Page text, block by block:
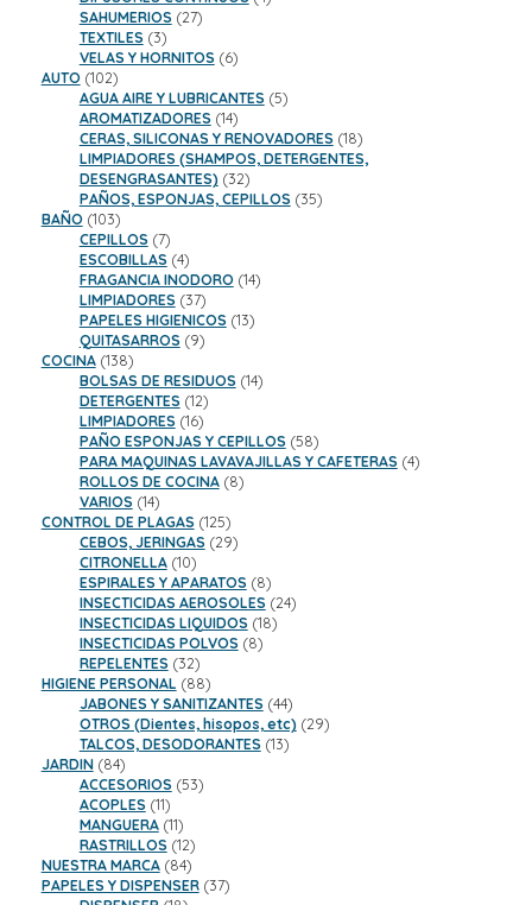
SAHUMERIOS 2727
TEXTILES 33
productos
VELAS Y HORNITOS 66
AUTO 102102
productos
AGUA AIRE Y LUBRICANTES 55
AROMATIZADORES 1414
productos
CERAS, SILICONAS Y RENOVADORES 1818
productos
LIMPIADORES (SHAMPOS, DETERGENTES,
DESENGRASANTES) 3232
productos
PAÑOS, ESPONJAS, CEPILLOS 3535
BAÑO 103103
productos
CEPILLOS 77
productos
ESCOBILLAS 44
productos
FRAGANCIA INODORO 1414
LIMPIADORES 3737
productos
PAPELES HIGIENICOS 1313
QUITASARROS 99
COCINA 138138
productos
BOLSAS DE RESIDUOS 1414
DETERGENTES 1212
productos
LIMPIADORES 1616
productos
PAÑO ESPONJAS Y CEPILLOS 5858
productos
PARA MAQUINAS LAVAVAJILLAS Y CAFETERAS 44
ROLLOS DE COCINA 88
VARIOS 1414
productos
CONTROL DE PLAGAS 125125
productos
CEBOS, JERINGAS 2929
CITRONELLA 1010
productos
ESPIRALES Y APARATOS 88
productos
INSECTICIDAS AEROSOLES 2424
INSECTICIDAS LIQUIDOS 1818
INSECTICIDAS POLVOS 88
REPELENTES 3232
productos
HIGIENE PERSONAL 8888
productos
JABONES Y SANITIZANTES 4444
productos
OTROS (Dientes, hisopos, etc) 2929
TALCOS, DESODORANTES 1313
JARDIN 8484
productos
ACCESORIOS 5353
ACOPLES 1111
productos
MANGUERA 1111
productos
RASTRILLOS 1212
productos
NUESTRA MARCA 8484
productos
PAPELES Y DISPENSER 3737